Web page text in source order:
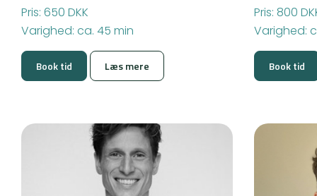
Pris: 650 DKK
Varighed: ca. 45 min
Book tid Læs mere
Pris: 800
Varighed:
Book tid